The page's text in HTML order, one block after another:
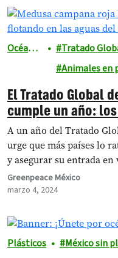
Océano
Tratado
Animales en
El Tratado Global
cumple un año:
deben acelerarse
A un año del Tratado
urge que más países lo
y asegurar su entrada en
Greenpeace México
marzo 4, 2024
Plásticos México sin